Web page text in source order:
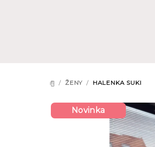
DOMŮ
/ ŽENY / HALENKA SUKI
Novinka